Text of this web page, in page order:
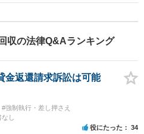
契約書面が作成されていない場合で
たという事実は、今回も同様に有
けるものです。 イラスト制作の仕事
ー）がある仕事を完成することを
ます。請負契約において代金を請
契約の締結」と「仕事の完成」を
収の法律Q&Aランキング
金返還請求訴訟は可能
#強制執行・差し押さえ
し
役にたった 34